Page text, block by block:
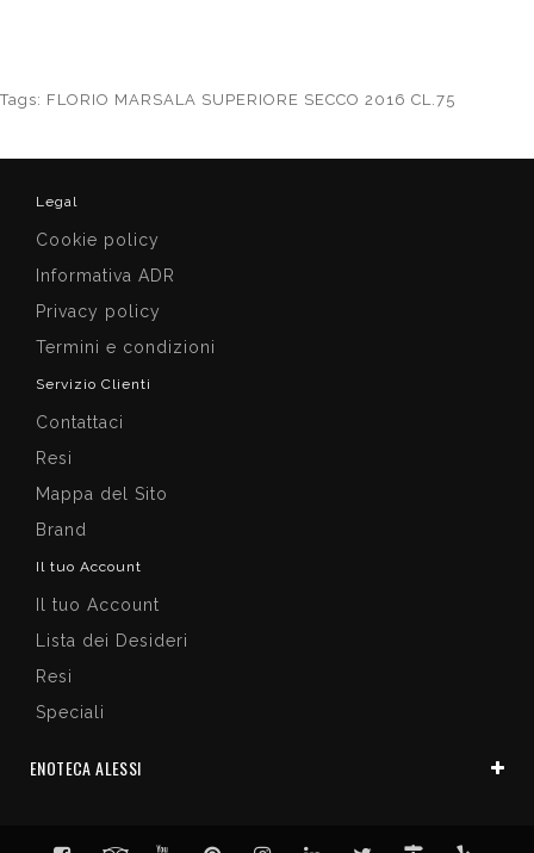
Tags: FLORIO MARSALA SUPERIORE SECCO 2016 CL.75
Legal
Cookie policy
Informativa ADR
Privacy policy
Termini e condizioni
Servizio Clienti
Contattaci
Resi
Mappa del Sito
Brand
Il tuo Account
Il tuo Account
Lista dei Desideri
Resi
Speciali
ENOTECA ALESSI